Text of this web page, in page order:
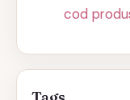
cod